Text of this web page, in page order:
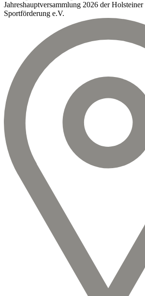
Jahreshauptversammlung 2026 der
Sportförderung e.V.